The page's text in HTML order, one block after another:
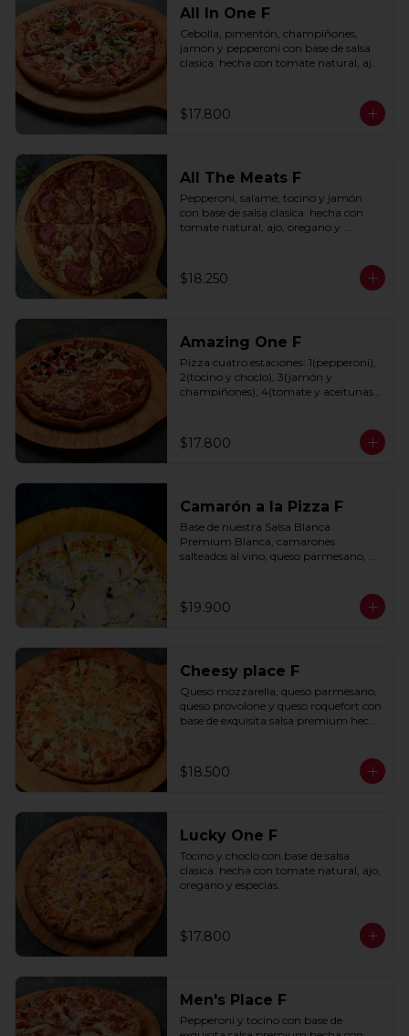
All In One F
Cebolla, pimentón, champiñones,
jamon y pepperoni con base de salsa
clasica  hecha con tomate natural, ajo,
$17.800
All The Meats F
Pepperoni, salame, tocino y jamón
con base de salsa clasica  hecha con
tomate natural, ajo, oregano y
$18.250
Amazing One F
Pizza cuatro estaciones: 1(pepperoni),
2(tocino y choclo), 3(jamón y
champiñones), 4(tomate y aceitunas
oregano y especias.
$17.800
Camarón a la Pizza F
Base de nuestra Salsa Blanca
Premium Blanca, camarones
salteados al vino, queso parmesano,
$19.900
Cheesy place F
Queso mozzarella, queso parmesano,
queso provolone y queso roquefort con
base de exquisita salsa premium hecha
$18.500
Lucky One F
Tocino y choclo con base de salsa
clasica  hecha con tomate natural, ajo,
oregano y especias.
$17.800
Men's Place F
Pepperoni y tocino con base de